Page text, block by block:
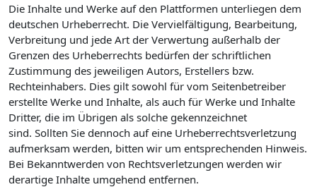
Die Inhalte und Werke auf den Plattformen unterliegen dem
deutschen Urheberrecht. Die Vervielfältigung, Bearbeitung,
Verbreitung und jede Art der Verwertung außerhalb der
Grenzen des Urheberrechts bedürfen der schriftlichen
Zustimmung des jeweiligen Autors, Erstellers bzw.
Rechteinhabers. Dies gilt sowohl für vom Seitenbetreiber
erstellte Werke und Inhalte, als auch für Werke und Inhalte
Dritter, die im Übrigen als solche gekennzeichnet
sind. Sollten Sie dennoch auf eine Urheberrechtsverletzung
aufmerksam werden, bitten wir um entsprechenden Hinweis.
Bei Bekanntwerden von Rechtsverletzungen werden wir
derartige Inhalte umgehend entfernen.